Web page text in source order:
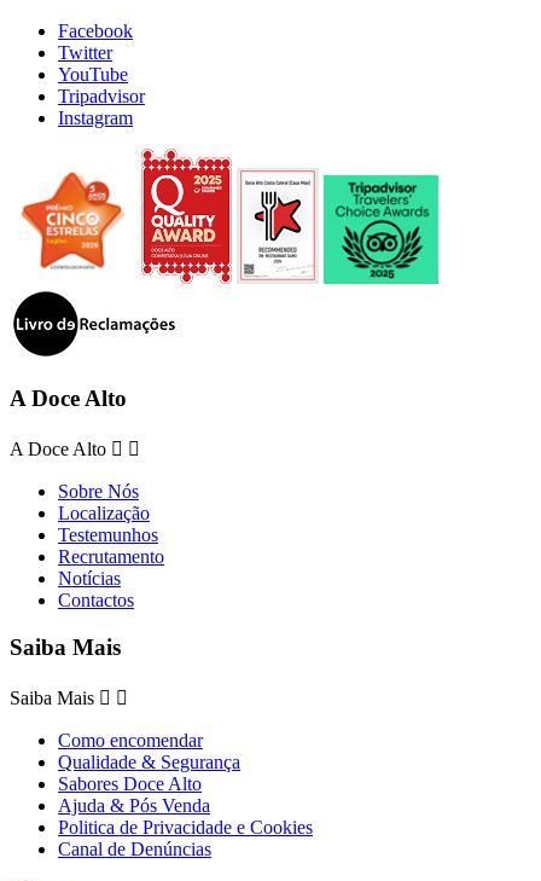
Facebook
Twitter
YouTube
Tripadvisor
Instagram
A Doce Alto
A Doce Alto  
Sobre Nós
Localização
Testemunhos
Recrutamento
Notícias
Contactos
Saiba Mais
Saiba Mais  
Como encomendar
Qualidade & Segurança
Sabores Doce Alto
Ajuda & Pós Venda
Politica de Privacidade e Cookies
Canal de Denúncias